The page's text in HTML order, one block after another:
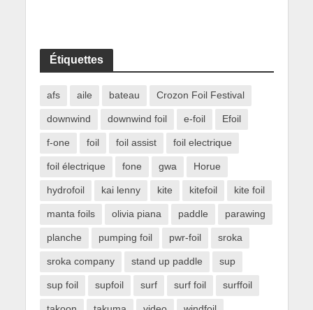
Étiquettes
afs aile bateau Crozon Foil Festival
downwind downwind foil e-foil Efoil
f-one foil foil assist foil electrique
foil électrique fone gwa Horue
hydrofoil kai lenny kite kitefoil kite foil
manta foils olivia piana paddle parawing
planche pumping foil pwr-foil sroka
sroka company stand up paddle sup
sup foil supfoil surf surf foil surffoil